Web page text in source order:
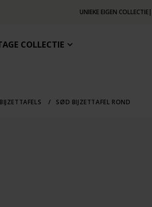
UNIEKE EIGEN COLLECTIE|
COLLECTIE
BIJZETTAFELS / SØD BIJZETTAFEL ROND